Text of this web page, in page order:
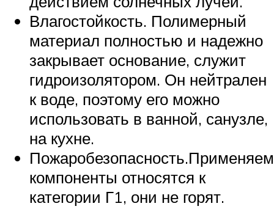
Влагостойкость. Полимерный
материал полностью и надежно
закрывает основание, служит
гидроизолятором. Он нейтрален
к воде, поэтому его можно
использовать в ванной, санузле,
на кухне.
компоненты относятся к
категории Г1, они не горят.